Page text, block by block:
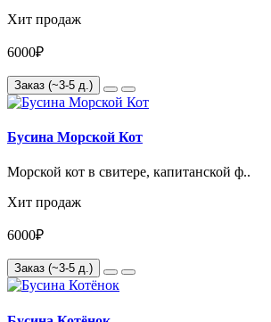
Хит продаж
6000₽
Заказ (~3-5 д.)
Бусина Морской Кот
Морской кот в свитере, капитанской ф..
Хит продаж
6000₽
Заказ (~3-5 д.)